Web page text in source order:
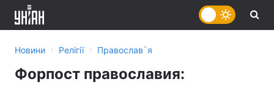
Новини › Релігії › Православ`я
Форпост православия: